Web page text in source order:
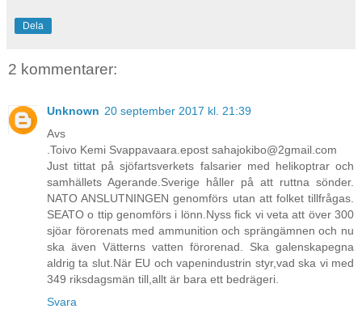
Dela
2 kommentarer:
Unknown 20 september 2017 kl. 21:39
Avs
.Toivo Kemi Svappavaara.epost sahajokibo@2gmail.com
Just tittat på sjöfartsverkets falsarier med helikoptrar och
samhällets Agerande.Sverige håller på att ruttna sönder.
NATO ANSLUTNINGEN genomförs utan att folket tillfrågas.
SEATO o ttip genomförs i lönn.Nyss fick vi veta att över 300
sjöar förorenats med ammunition och sprängämnen och nu
ska även Vätterns vatten förorenad. Ska galenskapegna
aldrig ta slut.När EU och vapenindustrin styr,vad ska vi med
349 riksdagsmän till,allt är bara ett bedrägeri.
Svara